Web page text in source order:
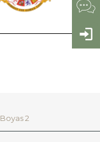
Boyas 2